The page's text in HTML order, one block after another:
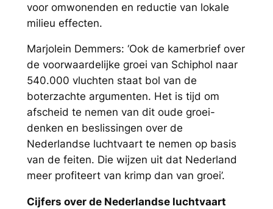
voor omwonenden en reductie van lokale
milieu effecten.
Marjolein Demmers: ‘Ook de kamerbrief over
de voorwaardelijke groei van Schiphol naar
540.000 vluchten staat bol van de
boterzachte argumenten. Het is tijd om
afscheid te nemen van dit oude groei-
denken en beslissingen over de
Nederlandse luchtvaart te nemen op basis
van de feiten. Die wijzen uit dat Nederland
meer profiteert van krimp dan van groei’.
Cijfers over de Nederlandse luchtvaart